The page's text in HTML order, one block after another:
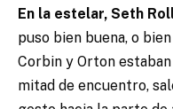
En la estelar, Seth
puso bien buena, o
Corbin y Orton
mitad de encuentro,